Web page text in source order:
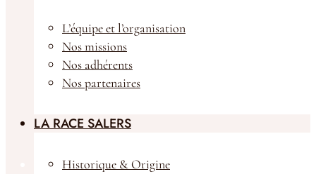
L’équipe et l’organisation
Nos missions
Nos adhérents
Nos partenaires
LA RACE SALERS
Historique & Origine